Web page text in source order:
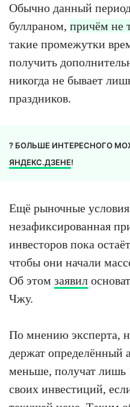
Обычно данный
буллраном, причём не
такие промежутки
получить
никогда не бывает
праздников.
? БОЛЬШЕ ИНТЕРЕСНОГО
ЯНДЕКС.ДЗЕНЕ!
Ещё рыночные
незафиксированная
инвесторов пока
чтобы они начали
Об этом заявил
Чжу.
По мнению эксперта,
держат определённый
меньше, получат лишь
своих инвестиций,